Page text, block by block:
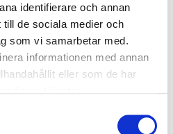
identifierare och annan
till de sociala medier och
som vi samarbetar med.
informationen med annan
eller som de har
du får efterlevandepension